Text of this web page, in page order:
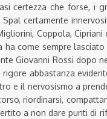
certezza che forse, i
certamente
Coppola,
ha come sempre
Giovanni Rossi dopo
rigore abbastanza
e il nervosismo a
riordinarsi,
a non dare punti di